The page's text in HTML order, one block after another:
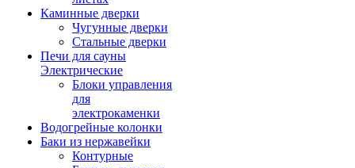
Каминные дверки
Чугунные дверки
Стальные дверки
Печи для сауны
Электрические
Блоки управления
для
электрокаменки
Водогрейные колонки
Баки из нержавейки
Контурные